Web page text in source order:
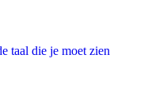
taal die je moet zien